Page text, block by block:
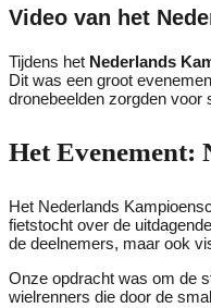
Video van het
Tijdens het Nederlands
Dit was een groot
dronebeelden zorgden voor
Het Evenement:
Het Nederlands
fietstocht over de uitdagende
de deelnemers, maar ook
Onze opdracht was om de
wielrenners die door de